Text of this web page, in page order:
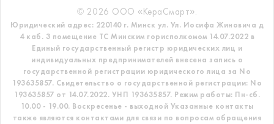
© 2026 ООО «КераСмарт».
Юридический адрес: 220140 г. Минск ул. Ул. Иосифа Жиновича д
4 каб. 3 помещение ТС Минским горисполкомом 14.07.2022 в
Единый государственный регистр юридических лиц и
индивидуальных предпринимателей внесена запись о
государственной регистрации юридического лица за No
193635857. Свидетельство о государственной регистрации: No
193635857 от 14.07.2022. УНП 193635857. Режим работы: Пн-сб.
10.00 - 19.00. Воскресенье - выходной Указанные контакты
также являются контактами для связи по вопросам обращения